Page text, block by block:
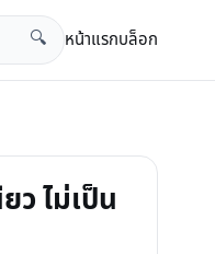
🔍 หน้าแรกบล็อก
ว ไม่เป็น